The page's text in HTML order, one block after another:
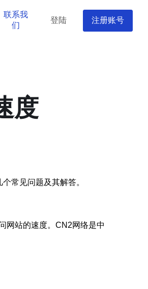
联系我
们
登陆 注册账号
度
常见问题及其解答。
网站的速度。CN2网络是中